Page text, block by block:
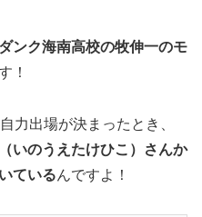
ンク海南高校の牧伸一のモ
！
力出場が決まったとき、
いのうえたけひこ）さんか
ているんですよ！